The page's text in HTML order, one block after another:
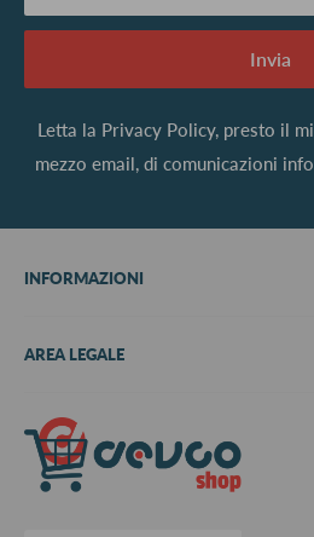
Invia
Letta la Privacy Policy, presto il
mezzo email, di comunicazioni
INFORMAZIONI
Metodi di pagamento
Richiedi preventivo
Contattaci
AREA LEGALE
Informativa su resi e rimborsi
Privacy Policy